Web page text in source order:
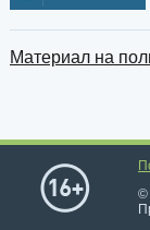
Материал на
©